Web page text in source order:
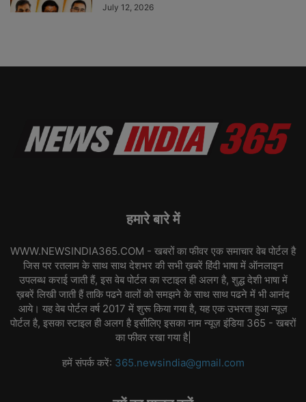
July 12, 2026
हमारे बारे में
WWW.NEWSINDIA365.COM - खबरों का फीवर एक समाचार वेब पोर्टल है
जिस पर रतलाम के साथ साथ देशभर की सभी ख़बरें हिंदी भाषा में ऑनलाइन
उपलब्ध कराई जाती हैं, इस वेब पोर्टल का स्टाइल ही अलग है, शुद्ध देशी भाषा में
ख़बरें लिखी जाती हैं ताकि पढने वालों को समझने के साथ साथ पढने में भी आनंद
आये। यह वेब पोर्टल वर्ष 2017 में शुरू किया गया है, यह एक उभरता हुआ न्यूज़
पोर्टल है, इसका स्टाइल ही अलग है इसीलिए इसका नाम न्यूज़ इंडिया 365 - खबरों
का फीवर रखा गया है|
हमें संपर्क करें: 365.newsindia@gmail.com